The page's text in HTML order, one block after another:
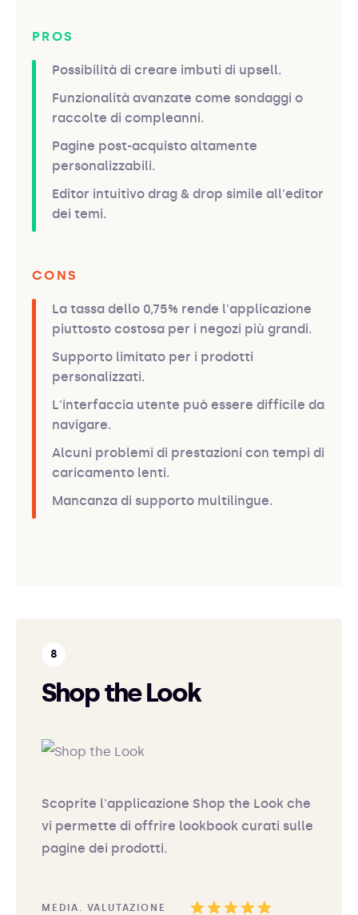
PROS
Possibilità di creare imbuti di upsell.
Funzionalità avanzate come sondaggi o
raccolte di compleanni.
Pagine post-acquisto altamente
personalizzabili.
Editor intuitivo drag & drop simile all'editor
dei temi.
CONS
La tassa dello 0,75% rende l'applicazione
piuttosto costosa per i negozi più grandi.
Supporto limitato per i prodotti
personalizzati.
L'interfaccia utente può essere difficile da
navigare.
Alcuni problemi di prestazioni con tempi di
caricamento lenti.
Mancanza di supporto multilingue.
Shop the Look
Scoprite l'applicazione Shop the Look che
vi permette di offrire lookbook curati sulle
pagine dei prodotti.
MEDIA. VALUTAZIONE